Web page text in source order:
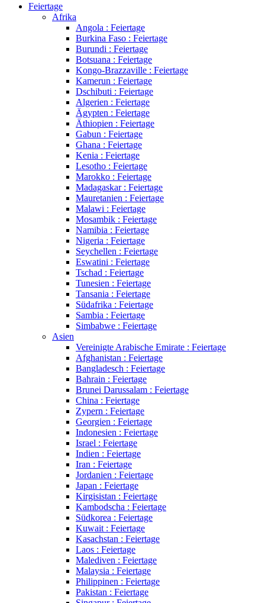
Feiertage
Afrika
Angola : Feiertage
Burkina Faso : Feiertage
Burundi : Feiertage
Botsuana : Feiertage
Kongo-Brazzaville : Feiertage
Kamerun : Feiertage
Dschibuti : Feiertage
Algerien : Feiertage
Ägypten : Feiertage
Äthiopien : Feiertage
Gabun : Feiertage
Ghana : Feiertage
Kenia : Feiertage
Lesotho : Feiertage
Marokko : Feiertage
Madagaskar : Feiertage
Mauretanien : Feiertage
Malawi : Feiertage
Mosambik : Feiertage
Namibia : Feiertage
Nigeria : Feiertage
Seychellen : Feiertage
Eswatini : Feiertage
Tschad : Feiertage
Tunesien : Feiertage
Tansania : Feiertage
Südafrika : Feiertage
Sambia : Feiertage
Simbabwe : Feiertage
Asien
Vereinigte Arabische Emirate : Feiertage
Afghanistan : Feiertage
Bangladesch : Feiertage
Bahrain : Feiertage
Brunei Darussalam : Feiertage
China : Feiertage
Zypern : Feiertage
Georgien : Feiertage
Indonesien : Feiertage
Israel : Feiertage
Indien : Feiertage
Iran : Feiertage
Jordanien : Feiertage
Japan : Feiertage
Kirgisistan : Feiertage
Kambodscha : Feiertage
Südkorea : Feiertage
Kuwait : Feiertage
Kasachstan : Feiertage
Laos : Feiertage
Malediven : Feiertage
Malaysia : Feiertage
Philippinen : Feiertage
Pakistan : Feiertage